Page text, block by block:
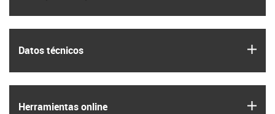
Datos técnicos
Herramientas online